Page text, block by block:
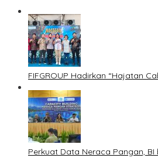
FIFGROUP Hadirkan “Hajatan
Perkuat Data Neraca Pangan,